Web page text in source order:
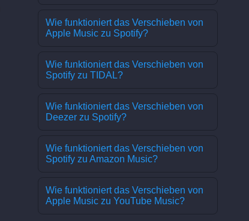
Wie funktioniert das Verschieben von
Apple Music zu Spotify?
Wie funktioniert das Verschieben von
Spotify zu TIDAL?
Wie funktioniert das Verschieben von
Deezer zu Spotify?
Wie funktioniert das Verschieben von
Spotify zu Amazon Music?
Wie funktioniert das Verschieben von
Apple Music zu YouTube Music?